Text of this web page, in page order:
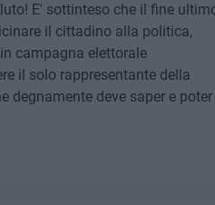
E' sottinteso che il fine
il cittadino alla politica,
campagna elettorale
il solo rappresentante della
deve saper e poter